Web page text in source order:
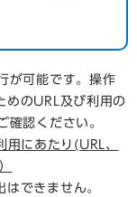
が可能です。操作
めのURL及び利用の
確認ください。
用にあたり(URL、
できません。​